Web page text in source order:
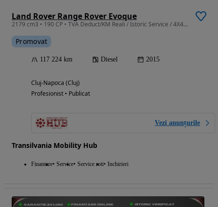
Land Rover Range Rover Evoque
2179 cm3 • 190 CP • TVA Deduct/KM Reali / Istoric Service / 4X4 / Meridian / Camera / Navi
Promovat
117 224 km Diesel 2015
Cluj-Napoca (Cluj)
Profesionist • Publicat
Vezi anunțurile
Transilvania Mobility Hub
Finantare Service Service roti Inchirieri